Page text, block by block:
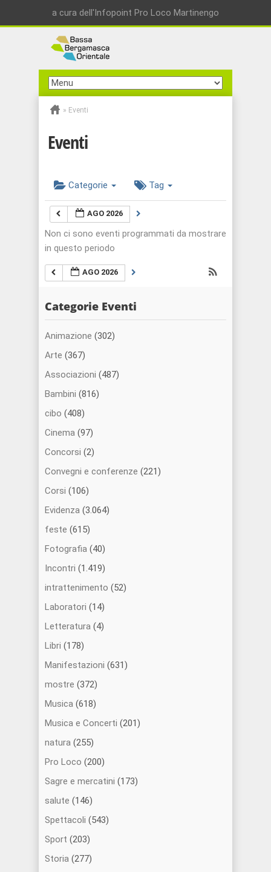
a cura dell'Infopoint Pro Loco Martinengo
» Eventi
Eventi
Categorie Tag
AGO 2026
Non ci sono eventi programmati da mostrare
in questo periodo
AGO 2026
Categorie Eventi
Animazione (302)
Arte (367)
Associazioni (487)
Bambini (816)
cibo (408)
Cinema (97)
Concorsi (2)
Convegni e conferenze (221)
Corsi (106)
Evidenza (3.064)
feste (615)
Fotografia (40)
Incontri (1.419)
intrattenimento (52)
Laboratori (14)
Letteratura (4)
Libri (178)
Manifestazioni (631)
mostre (372)
Musica (618)
Musica e Concerti (201)
natura (255)
Pro Loco (200)
Sagre e mercatini (173)
salute (146)
Spettacoli (543)
Sport (203)
Storia (277)